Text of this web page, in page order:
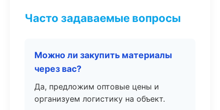
Часто задаваемые вопросы
Можно ли закупить материалы
через вас?
Да, предложим оптовые цены и
организуем логистику на объект.